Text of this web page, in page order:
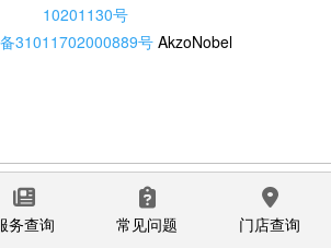
10201130号
31011702000889号 AkzoNobel
务查询 常见问题 门店查询